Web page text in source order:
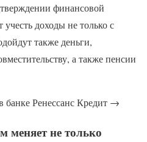
финансовой
учесть доходы не только с
также деньги,
а также пенсии
банке Ренессанс Кредит →
меняет не только